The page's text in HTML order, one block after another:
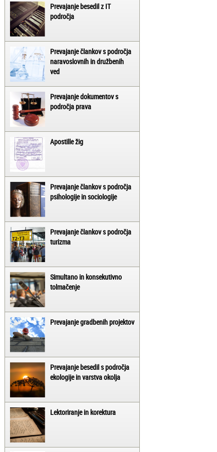
Prevajanje besedil z IT
področja
Prevajanje člankov s področja
naravoslovnih in družbenih
ved
Prevajanje dokumentov s
področja prava
Apostille žig
Prevajanje člankov s področja
psihologije in sociologije
Prevajanje člankov s področja
turizma
Simultano in konsekutivno
tolmačenje
Prevajanje gradbenih projektov
Prevajanje besedil s področja
ekologije in varstva okolja
Lektoriranje in korektura